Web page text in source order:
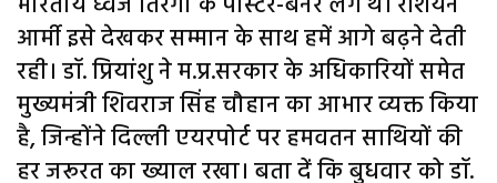
आर्मी इसे देखकर सम्मान के साथ हमें आगे बढ़ने देती
रही। डॉ. प्रियांशु ने म.प्र.सरकार के अधिकारियों समेत
मुख्यमंत्री शिवराज सिंह चौहान का आभार व्यक्त किया
है, जिन्होंने दिल्ली एयरपोर्ट पर हमवतन साथियों की
हर जरूरत का ख्याल रखा। बता दें कि बुधवार को डॉ.